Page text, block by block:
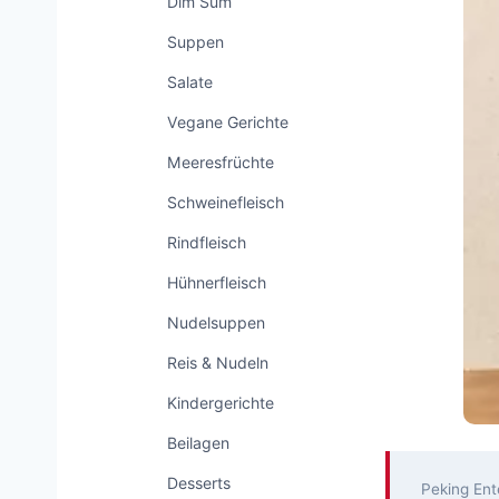
Suppen
Salate
Vegane Gerichte
Meeresfrüchte
Schweinefleisch
Rindfleisch
Hühnerfleisch
Nudelsuppen
Reis & Nudeln
Kindergerichte
Beilagen
Desserts Peking